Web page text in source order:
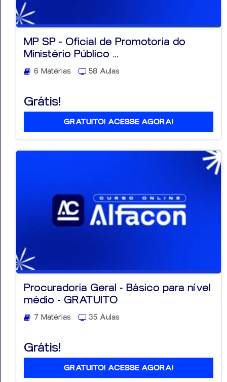
MP SP - Oficial de Promotoria do
Ministério Público ...
6 Matérias 58 Aulas
Grátis!
GRATUITO! ACESSE AGORA!
Procuradoria Geral - Básico para nível
médio - GRATUITO
7 Matérias 35 Aulas
Grátis!
GRATUITO! ACESSE AGORA!